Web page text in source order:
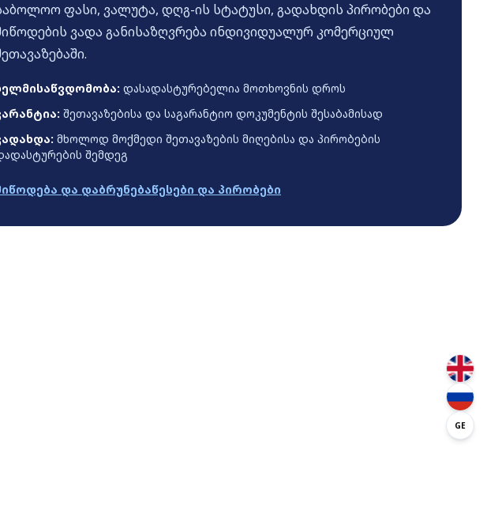
ფასი, ვალუტა, დღგ-ის სტატუსი, გადახდის პირობები და
ვადა განისაზღვრება ინდივიდუალურ კომერციულ
დასადასტურებელია მოთხოვნის დროს
შეთავაზებისა და საგარანტიო დოკუმენტის შესაბამისად
მხოლოდ მოქმედი შეთავაზების მიღებისა და პირობების
შემდეგ
და დაბრუნებაწესები და პირობები
GE